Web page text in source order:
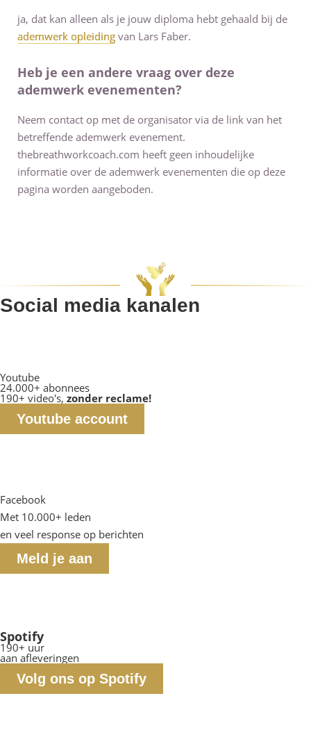
ja, dat kan alleen als je jouw diploma hebt gehaald bij de
ademwerk opleiding van Lars Faber.
Heb je een andere vraag over deze
ademwerk evenementen?
Neem contact op met de organisator via de link van het
betreffende ademwerk evenement.
thebreathworkcoach.com heeft geen inhoudelijke
informatie over de ademwerk evenementen die op deze
pagina worden aangeboden.
Social media kanalen
Youtube
24.000+ abonnees
190+ video's, zonder reclame!
Youtube account
Facebook
Met 10.000+ leden
en veel response op berichten
Meld je aan
Spotify
190+ uur
aan afleveringen
Volg ons op Spotify